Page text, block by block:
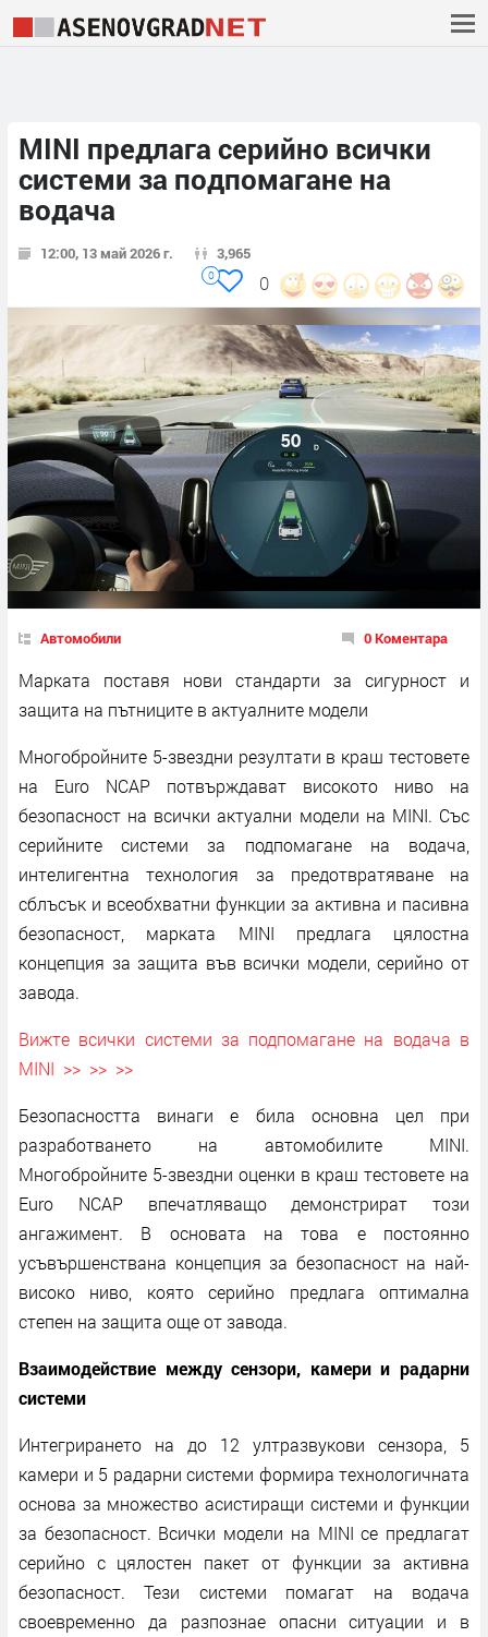
MINI предлага серийно всички
системи за подпомагане на
водача
12:00, 13 май 2026 г. 3,965
0
0
Автомобили 0 Коментара
Марката поставя нови стандарти за сигурност и
защита на пътниците в актуалните модели
Многобройните 5-звездни резултати в краш тестовете
на Euro NCAP потвърждават високото ниво на
безопасност на всички актуални модели на MINI. Със
серийните системи за подпомагане на водача,
интелигентна технология за предотвратяване на
сблъсък и всеобхватни функции за активна и пасивна
безопасност, марката MINI предлага цялостна
концепция за защита във всички модели, серийно от
завода.
Вижте всички системи за подпомагане на водача в
MINI >> >> >>
Безопасността винаги е била основна цел при
разработването на автомобилите MINI.
Многобройните 5-звездни оценки в краш тестовете на
Euro NCAP впечатляващо демонстрират този
ангажимент. В основата на това е постоянно
усъвършенствана концепция за безопасност на най-
високо ниво, която серийно предлага оптимална
степен на защита още от завода.
Взаимодействие между сензори, камери и радарни
системи
Интегрирането на до 12 ултразвукови сензора, 5
камери и 5 радарни системи формира технологичната
основа за множество асистиращи системи и функции
за безопасност. Всички модели на MINI се предлагат
серийно с цялостен пакет от функции за активна
безопасност. Тези системи помагат на водача
своевременно да разпознае опасни ситуации и в